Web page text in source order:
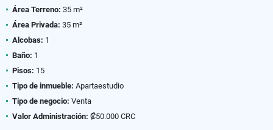
Área Terreno: 35 m²
Área Privada: 35 m²
Alcobas: 1
Baño: 1
Pisos: 15
Tipo de inmueble: Apartaestudio
Tipo de negocio: Venta
Valor Administración: ₡50.000 CRC